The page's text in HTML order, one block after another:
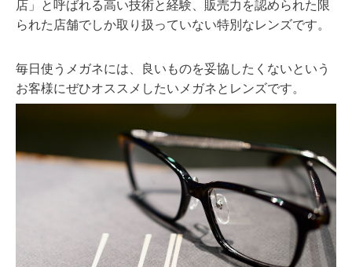
店」と呼ばれる高い技術と経験、販売力を認められた限
られた店舗でしか取り扱っていない特別なレンズです。
毎日使うメガネには、良いものを妥協したくないという
お客様にぜひオススメしたいメガネとレンズです。